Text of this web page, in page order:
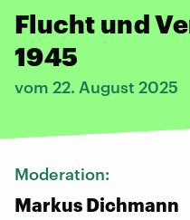
Flucht und
1945
vom 22. August 2025
Moderation:
Markus Dichmann